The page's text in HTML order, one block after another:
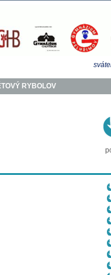
RYBOLOV